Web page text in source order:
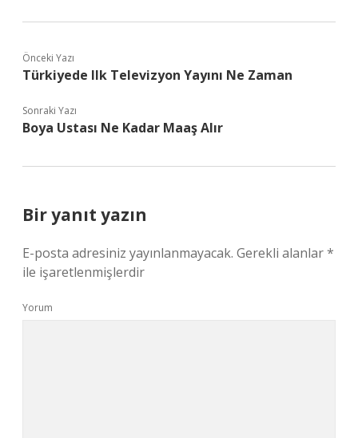
Önceki Yazı
Türkiyede Ilk Televizyon Yayını Ne Zaman
Sonraki Yazı
Boya Ustası Ne Kadar Maaş Alır
Bir yanıt yazın
E-posta adresiniz yayınlanmayacak. Gerekli alanlar*
ile işaretlenmişlerdir
Yorum